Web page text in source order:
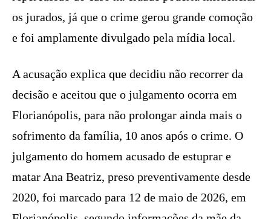
os jurados, já que o crime gerou grande comoção
e foi amplamente divulgado pela mídia local.
A acusação explica que decidiu não recorrer da
decisão e aceitou que o julgamento ocorra em
Florianópolis, para não prolongar ainda mais o
sofrimento da família, 10 anos após o crime. O
julgamento do homem acusado de estuprar e
matar Ana Beatriz, preso preventivamente desde
2020, foi marcado para 12 de maio de 2026, em